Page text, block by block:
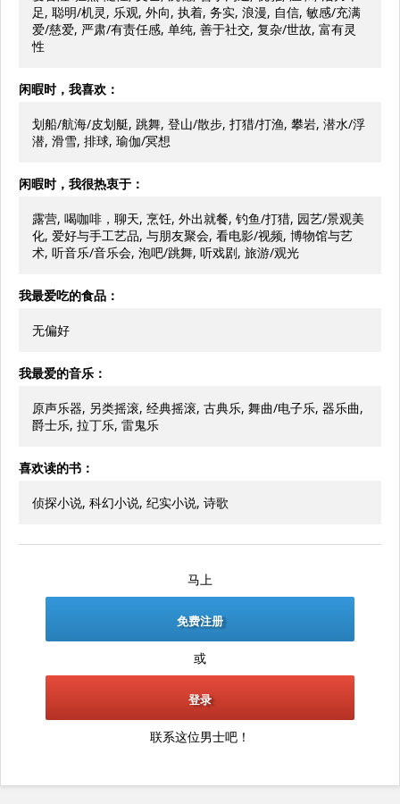
足, 聪明/机灵, 乐观, 外向, 执着, 务实, 浪漫, 自信, 敏感/充满
爱/慈爱, 严肃/有责任感, 单纯, 善于社交, 复杂/世故, 富有灵
性
闲暇时，我喜欢：
划船/航海/皮划艇, 跳舞, 登山/散步, 打猎/打渔, 攀岩, 潜水/浮
潜, 滑雪, 排球, 瑜伽/冥想
闲暇时，我很热衷于：
露营, 喝咖啡，聊天, 烹饪, 外出就餐, 钓鱼/打猎, 园艺/景观美
化, 爱好与手工艺品, 与朋友聚会, 看电影/视频, 博物馆与艺
术, 听音乐/音乐会, 泡吧/跳舞, 听戏剧, 旅游/观光
我最爱吃的食品：
无偏好
我最爱的音乐：
原声乐器, 另类摇滚, 经典摇滚, 古典乐, 舞曲/电子乐, 器乐曲,
爵士乐, 拉丁乐, 雷鬼乐
喜欢读的书：
侦探小说, 科幻小说, 纪实小说, 诗歌
马上
免费注册
或
登录
联系这位男士吧！